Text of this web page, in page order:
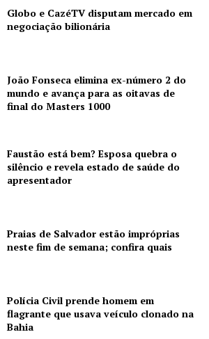
Globo e CazéTV disputam mercado em
negociação bilionária
João Fonseca elimina ex-número 2 do
mundo e avança para as oitavas de
final do Masters 1000
Faustão está bem? Esposa quebra o
silêncio e revela estado de saúde do
apresentador
Praias de Salvador estão impróprias
neste fim de semana; confira quais
Polícia Civil prende homem em
flagrante que usava veículo clonado na
Bahia